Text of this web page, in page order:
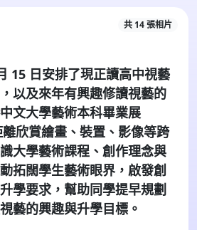
共 14 張相片
15 日安排了現正讀高中視藝
以及來年有興趣修讀視藝的
文大學藝術本科畢業展
欣賞繪畫、裝置、影像等跨
大學藝術課程、創作理念與
拓闊學生藝術眼界，啟發創
學要求，幫助同學提早規劃
藝的興趣與升學目標。